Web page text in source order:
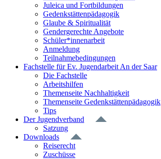
Juleica und Fortbildungen
Gedenkstättenpädagogik
Glaube & Spiritualität
Gendergerechte Angebote
Schüler*innenarbeit
Anmeldung
Teilnahmebedingungen
Fachstelle für Ev. Jugendarbeit An der Saar
Die Fachstelle
Arbeitshilfen
Themenseite Nachhaltigkeit
Themenseite Gedenkstättenpädagogik
Tips
Der Jugendverband
Satzung
Downloads
Reiserecht
Zuschüsse